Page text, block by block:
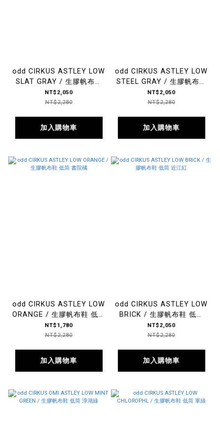
odd CIRKUS ASTLEY LOW
SLAT GRAY / 生膠帆布鞋
低筒 甜瓜灰
NT$2,050
NT$2,280
加入購物車
odd CIRKUS ASTLEY LOW
STEEL GRAY / 生膠帆布鞋
低筒 藍灰
NT$2,050
NT$2,280
加入購物車
odd CIRKUS ASTLEY LOW
ORANGE / 生膠帆布鞋 低筒
書院橘
NT$1,780
NT$2,280
加入購物車
odd CIRKUS ASTLEY LOW
BRICK / 生膠帆布鞋 低筒
近江紅
NT$2,050
NT$2,280
加入購物車